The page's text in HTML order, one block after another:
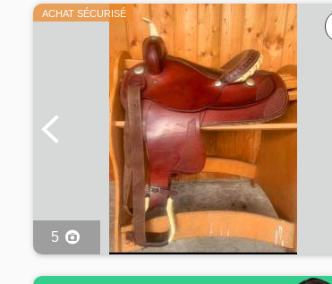
ACHAT SÉCURISÉ
5